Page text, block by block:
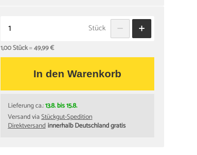
Stück
1,00 Stück=49,99 €
In den Warenkorb
Lieferung ca.:13.8. bis 15.8.
Versand viaStückgut-Spedition
Direktversandinnerhalb Deutschland gratis